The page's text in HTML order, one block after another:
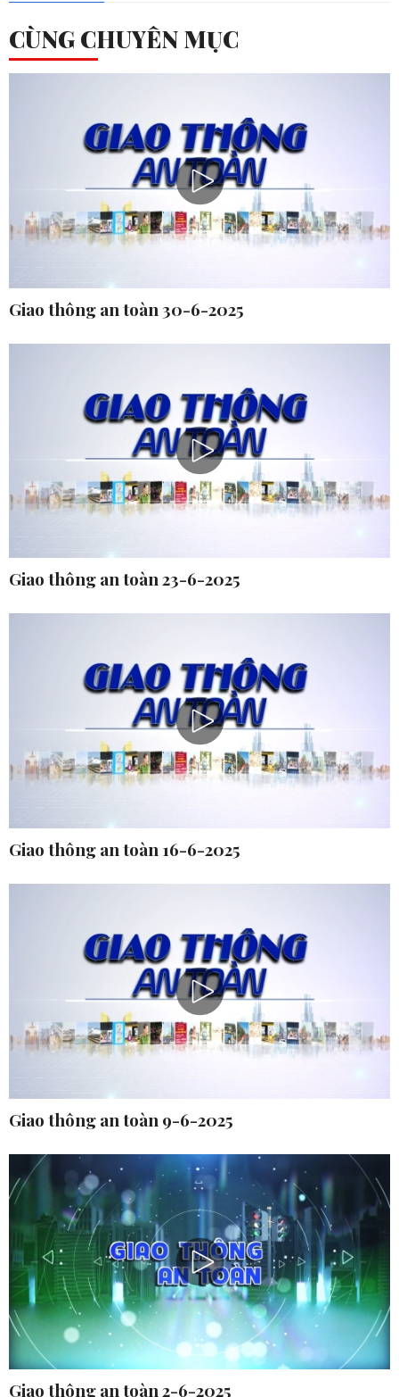
CÙNG CHUYÊN MỤC
Giao thông an toàn 30-6-2025
Giao thông an toàn 23-6-2025
Giao thông an toàn 16-6-2025
Giao thông an toàn 9-6-2025
Giao thông an toàn 2-6-2025